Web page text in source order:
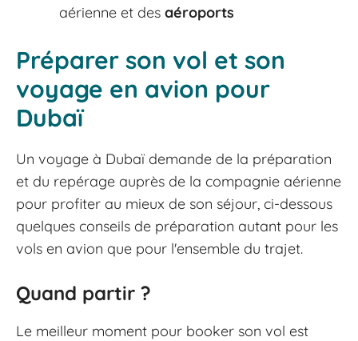
aérienne et des aéroports
Préparer son vol et son
voyage en avion pour
Dubaï
Un voyage à Dubaï demande de la préparation
et du repérage auprès de la compagnie aérienne
pour profiter au mieux de son séjour, ci-dessous
quelques conseils de préparation autant pour les
vols en avion que pour l'ensemble du trajet.
Quand partir ?
Le meilleur moment pour booker son vol est